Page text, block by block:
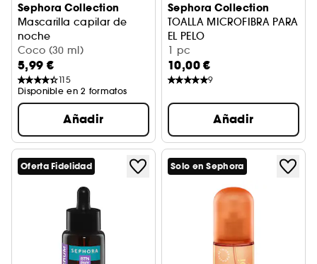
Sephora Collection
Mascarilla capilar de
noche
Tratamiento capilar mascarilla crema + gorro
Coco (30 ml)
5,99 €
115
Disponible en 2 formatos
Añadir
Sephora Collection
TOALLA MICROFIBRA PARA
EL PELO
Secado rápido
1 pc
10,00 €
9
Añadir
Oferta Fidelidad Solo en Sephora